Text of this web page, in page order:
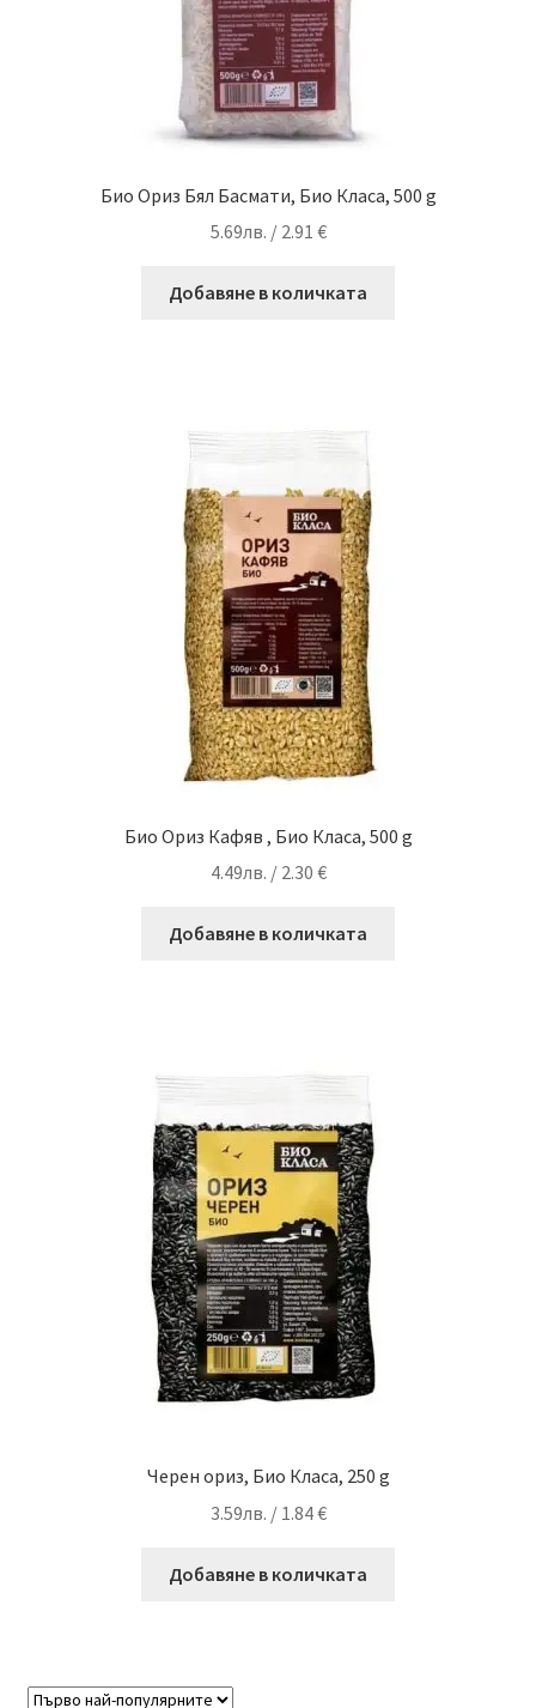
Био Ориз Бял Басмати, Био Класа, 500 g
5.69лв. / 2.91 €
Добавяне в количката
Био Ориз Кафяв , Био Класа, 500 g
4.49лв. / 2.30 €
Добавяне в количката
Черен ориз, Био Класа, 250 g
3.59лв. / 1.84 €
Добавяне в количката